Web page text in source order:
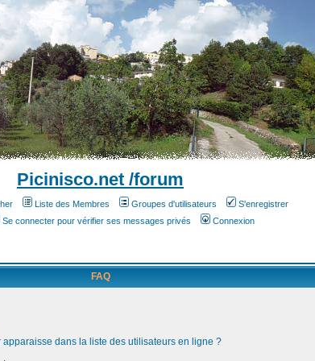
Picinisco.net /forum
Liste des Membres Groupes d'utilisateurs
S'enregistrer
Se connecter pour vérifier ses messages privés Connexion
FAQ
dans la liste des utilisateurs en ligne ?